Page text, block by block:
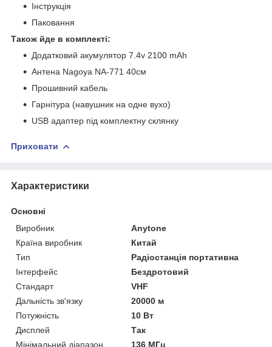
Інструкція
Паковання
Також йде в комплекті:
Додатковий акумулятор 7.4v 2100 mAh
Антена Nagoya NA-771 40см
Прошивний кабель
Гарнітура (навушник на одне вухо)
USB адаптер під комплектну склянку
Приховати
Характеристики
Основні
Виробник
Anytone
Країна виробник
Китай
Тип
Радіостанція портативна
Інтерфейс
Бездротовий
Стандарт
VHF
Дальність зв'язку
20000 м
Потужність
10 Вт
Дисплей
Так
Мінімальний діапазон
136 МГц